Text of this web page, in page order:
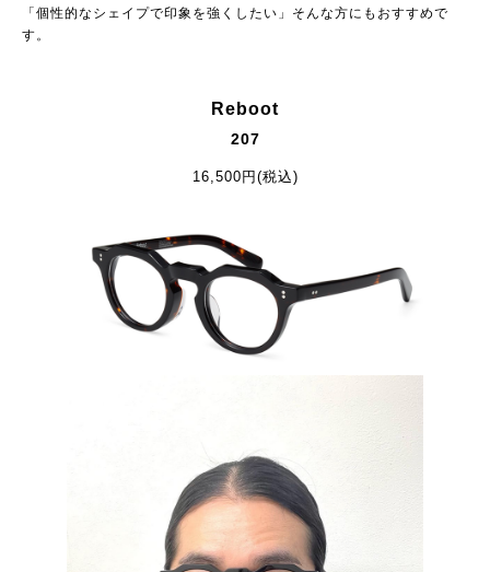
「個性的なシェイプで印象を強くしたい」そんな方にもおすすめで
す。
Reboot
207
16,500円(税込)